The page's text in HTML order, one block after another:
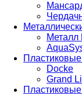
Docke
Grand